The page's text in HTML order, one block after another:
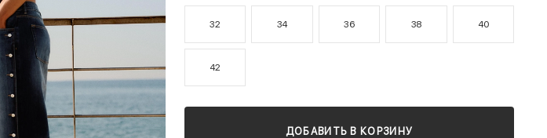
32 34 36 38 40
42
ДОБАВИТЬ В КОРЗИНУ